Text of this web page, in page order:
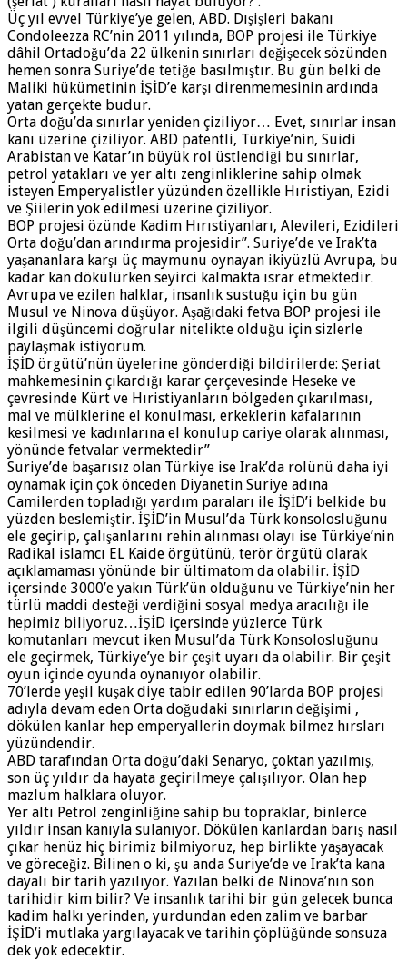
Üç yıl evvel Türkiye’ye gelen, ABD. Dışişleri bakanı
Condoleezza RC’nin 2011 yılında, BOP projesi ile Türkiye
dâhil Ortadoğu’da 22 ülkenin sınırları değişecek sözünden
hemen sonra Suriye’de tetiğe basılmıştır. Bu gün belki de
Maliki hükümetinin İŞİD’e karşı direnmemesinin ardında
yatan gerçekte budur.
Orta doğu’da sınırlar yeniden çiziliyor… Evet, sınırlar insan
kanı üzerine çiziliyor. ABD patentli, Türkiye’nin, Suidi
Arabistan ve Katar’ın büyük rol üstlendiği bu sınırlar,
petrol yatakları ve yer altı zenginliklerine sahip olmak
isteyen Emperyalistler yüzünden özellikle Hıristiyan, Ezidi
ve Şiilerin yok edilmesi üzerine çiziliyor.
BOP projesi özünde Kadim Hırıstiyanları, Alevileri, Ezidileri
Orta doğu’dan arındırma projesidir”. Suriye’de ve Irak’ta
yaşananlara karşı üç maymunu oynayan ikiyüzlü Avrupa, bu
kadar kan dökülürken seyirci kalmakta ısrar etmektedir.
Avrupa ve ezilen halklar, insanlık sustuğu için bu gün
Musul ve Ninova düşüyor. Aşağıdaki fetva BOP projesi ile
ilgili düşüncemi doğrular nitelikte olduğu için sizlerle
paylaşmak istiyorum.
İŞİD örgütü’nün üyelerine gönderdiği bildirilerde: Şeriat
mahkemesinin çıkardığı karar çerçevesinde Heseke ve
çevresinde Kürt ve Hıristiyanların bölgeden çıkarılması,
mal ve mülklerine el konulması, erkeklerin kafalarının
kesilmesi ve kadınlarına el konulup cariye olarak alınması,
yönünde fetvalar vermektedir”
Suriye’de başarısız olan Türkiye ise Irak’da rolünü daha iyi
oynamak için çok önceden Diyanetin Suriye adına
Camilerden topladığı yardım paraları ile İŞİD’i belkide bu
yüzden beslemiştir. İŞİD’in Musul’da Türk konsolosluğunu
ele geçirip, çalışanlarını rehin alınması olayı ise Türkiye’nin
Radikal islamcı EL Kaide örgütünü, terör örgütü olarak
açıklamaması yönünde bir ültimatom da olabilir. İŞİD
içersinde 3000’e yakın Türk’ün olduğunu ve Türkiye’nin her
türlü maddi desteği verdiğini sosyal medya aracılığı ile
hepimiz biliyoruz…İŞİD içersinde yüzlerce Türk
komutanları mevcut iken Musul’da Türk Konsolosluğunu
ele geçirmek, Türkiye’ye bir çeşit uyarı da olabilir. Bir çeşit
oyun içinde oyunda oynanıyor olabilir.
70’lerde yeşil kuşak diye tabir edilen 90’larda BOP projesi
adıyla devam eden Orta doğudaki sınırların değişimi ,
dökülen kanlar hep emperyallerin doymak bilmez hırsları
yüzündendir.
ABD tarafından Orta doğu’daki Senaryo, çoktan yazılmış,
son üç yıldır da hayata geçirilmeye çalışılıyor. Olan hep
mazlum halklara oluyor.
Yer altı Petrol zenginliğine sahip bu topraklar, binlerce
yıldır insan kanıyla sulanıyor. Dökülen kanlardan barış nasıl
çıkar henüz hiç birimiz bilmiyoruz, hep birlikte yaşayacak
ve göreceğiz. Bilinen o ki, şu anda Suriye’de ve Irak’ta kana
dayalı bir tarih yazılıyor. Yazılan belki de Ninova’nın son
tarihidir kim bilir? Ve insanlık tarihi bir gün gelecek bunca
kadim halkı yerinden, yurdundan eden zalim ve barbar
İŞİD’i mutlaka yargılayacak ve tarihin çöplüğünde sonsuza
dek yok edecektir.